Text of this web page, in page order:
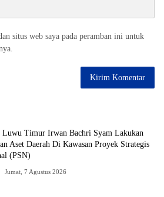
situs web saya pada peramban ini untuk
Luwu Timur Irwan Bachri Syam Lakukan
Aset Daerah Di Kawasan Proyek Strategis
(PSN)
Jumat, 7 Agustus 2026